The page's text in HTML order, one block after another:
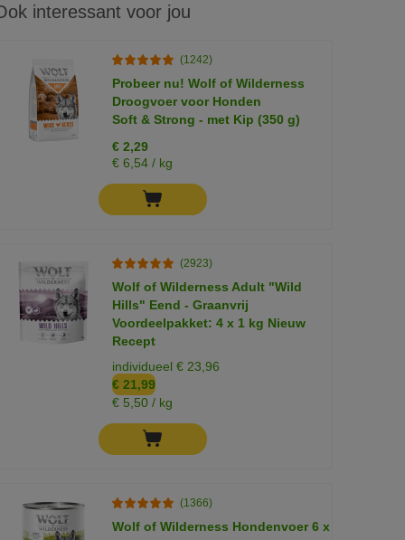
interessant voor jou
(1242)
Probeer nu! Wolf of Wilderness
Droogvoer voor Honden
Soft & Strong - met Kip (350 g)
€ 2,29
€ 6,54 / kg
(2923)
Wolf of Wilderness Adult "Wild
Hills" Eend - Graanvrij
Voordeelpakket: 4 x 1 kg Nieuw
Recept
individueel € 23,96
€ 21,99
€ 5,50 / kg
(1366)
Wolf of Wilderness Hondenvoer 6 x